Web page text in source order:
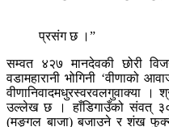
प्रसंग छ ।”
सम्वत ४२७ मानदेवकी छोरी
वडामहारानी भोगिनी ‘वीणाको
वीणानिवादमधुरस्वरवलगुवाक्या ।
उल्लेख छ । हाँडिगाउँको संवत् ३०
(मङ्गल बाजा) बजाउने र शंख